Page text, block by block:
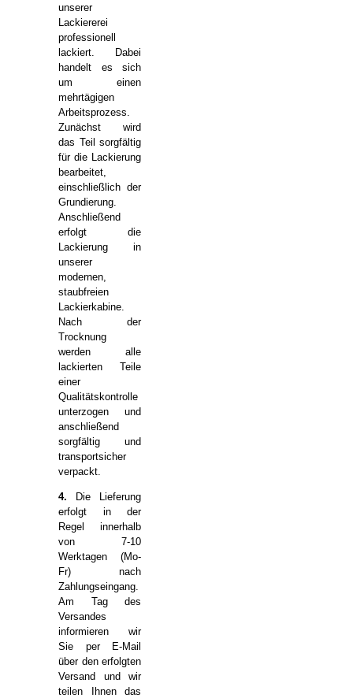
unserer
Lackiererei
professionell
lackiert. Dabei
handelt es sich
um einen
mehrtägigen
Arbeitsprozess.
Zunächst wird
das Teil sorgfältig
für die Lackierung
bearbeitet,
einschließlich der
Grundierung.
Anschließend
erfolgt die
Lackierung in
unserer
modernen,
staubfreien
Lackierkabine.
Nach der
Trocknung
werden alle
lackierten Teile
einer
Qualitätskontrolle
unterzogen und
anschließend
sorgfältig und
transportsicher
verpackt.
4. Die Lieferung
erfolgt in der
Regel innerhalb
von 7-10
Werktagen (Mo-
Fr) nach
Zahlungseingang.
Am Tag des
Versandes
informieren wir
Sie per E-Mail
über den erfolgten
Versand und wir
teilen Ihnen das